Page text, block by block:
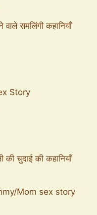
समलिंगी कहानियाँ
Story
चुदाई की कहानियाँ
Mom sex story